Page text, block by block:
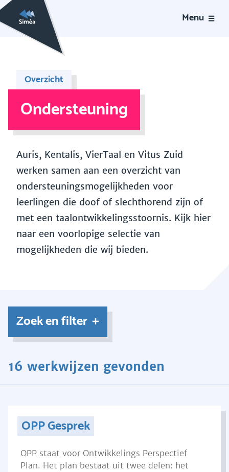
Menu
Overzicht
Ondersteuning
Auris, Kentalis, VierTaal en Vitus Zuid
werken samen aan een overzicht van
ondersteuningsmogelijkheden voor
leerlingen die doof of slechthorend zijn of
met een taalontwikkelingsstoornis. Kijk hier
naar een voorlopige selectie van
mogelijkheden die wij bieden.
Zoek en filter
16 werkwijzen gevonden
OPP Gesprek
OPP staat voor Ontwikkelings Perspectief
Plan. Het plan bestaat uit twee delen: het